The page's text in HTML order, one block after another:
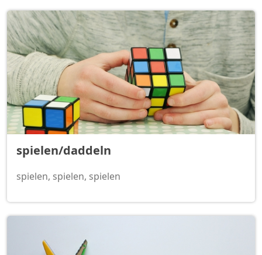
spielen/daddeln
spielen, spielen, spielen